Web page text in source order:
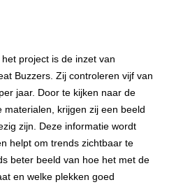
project is de inzet van
Buzzers. Zij controleren vijf van
jaar. Door te kijken naar de
krijgen zij een beeld
zijn. Deze informatie wordt
helpt om trends zichtbaar te
beter beeld van hoe het met de
en welke plekken goed